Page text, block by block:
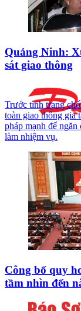
Quảng Ninh:
sát giao thông
Trước tình trạng
toàn giao thông gia
pháp mạnh để ngăn
làm nhiệm vụ.
Công bố quy
tầm nhìn đến